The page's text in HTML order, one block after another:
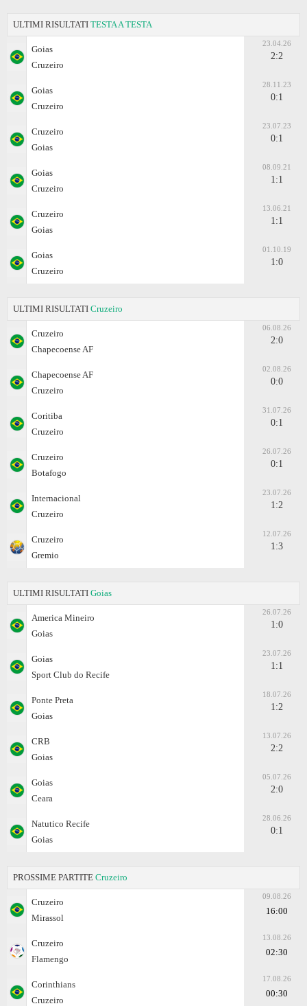
ULTIMI RISULTATI TESTA A TESTA
Goias
Cruzeiro
23.04.26
2:2
Goias
Cruzeiro
28.11.23
0:1
Cruzeiro
Goias
23.07.23
0:1
Goias
Cruzeiro
08.09.21
1:1
Cruzeiro
Goias
13.06.21
1:1
Goias
Cruzeiro
01.10.19
1:0
ULTIMI RISULTATI Cruzeiro
Cruzeiro
Chapecoense AF
06.08.26
2:0
Chapecoense AF
Cruzeiro
02.08.26
0:0
Coritiba
Cruzeiro
31.07.26
0:1
Cruzeiro
Botafogo
26.07.26
0:1
Internacional
Cruzeiro
23.07.26
1:2
Cruzeiro
Gremio
12.07.26
1:3
ULTIMI RISULTATI Goias
Amеrica Mineiro
Goias
26.07.26
1:0
Goias
Sport Club do Recife
23.07.26
1:1
Ponte Preta
Goias
18.07.26
1:2
CRB
Goias
13.07.26
2:2
Goias
Ceara
05.07.26
2:0
Natutico Recife
Goias
28.06.26
0:1
PROSSIME PARTITE Cruzeiro
Cruzeiro
Mirassol
09.08.26
16:00
Cruzeiro
Flamengo
13.08.26
02:30
Corinthians
Cruzeiro
17.08.26
00:30